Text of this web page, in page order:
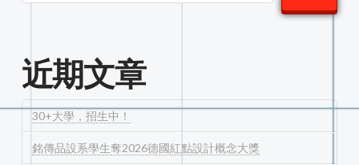
近期文章
30+大學，招生中！
銘傳品設系學生奪2026德國紅點設計概念大獎